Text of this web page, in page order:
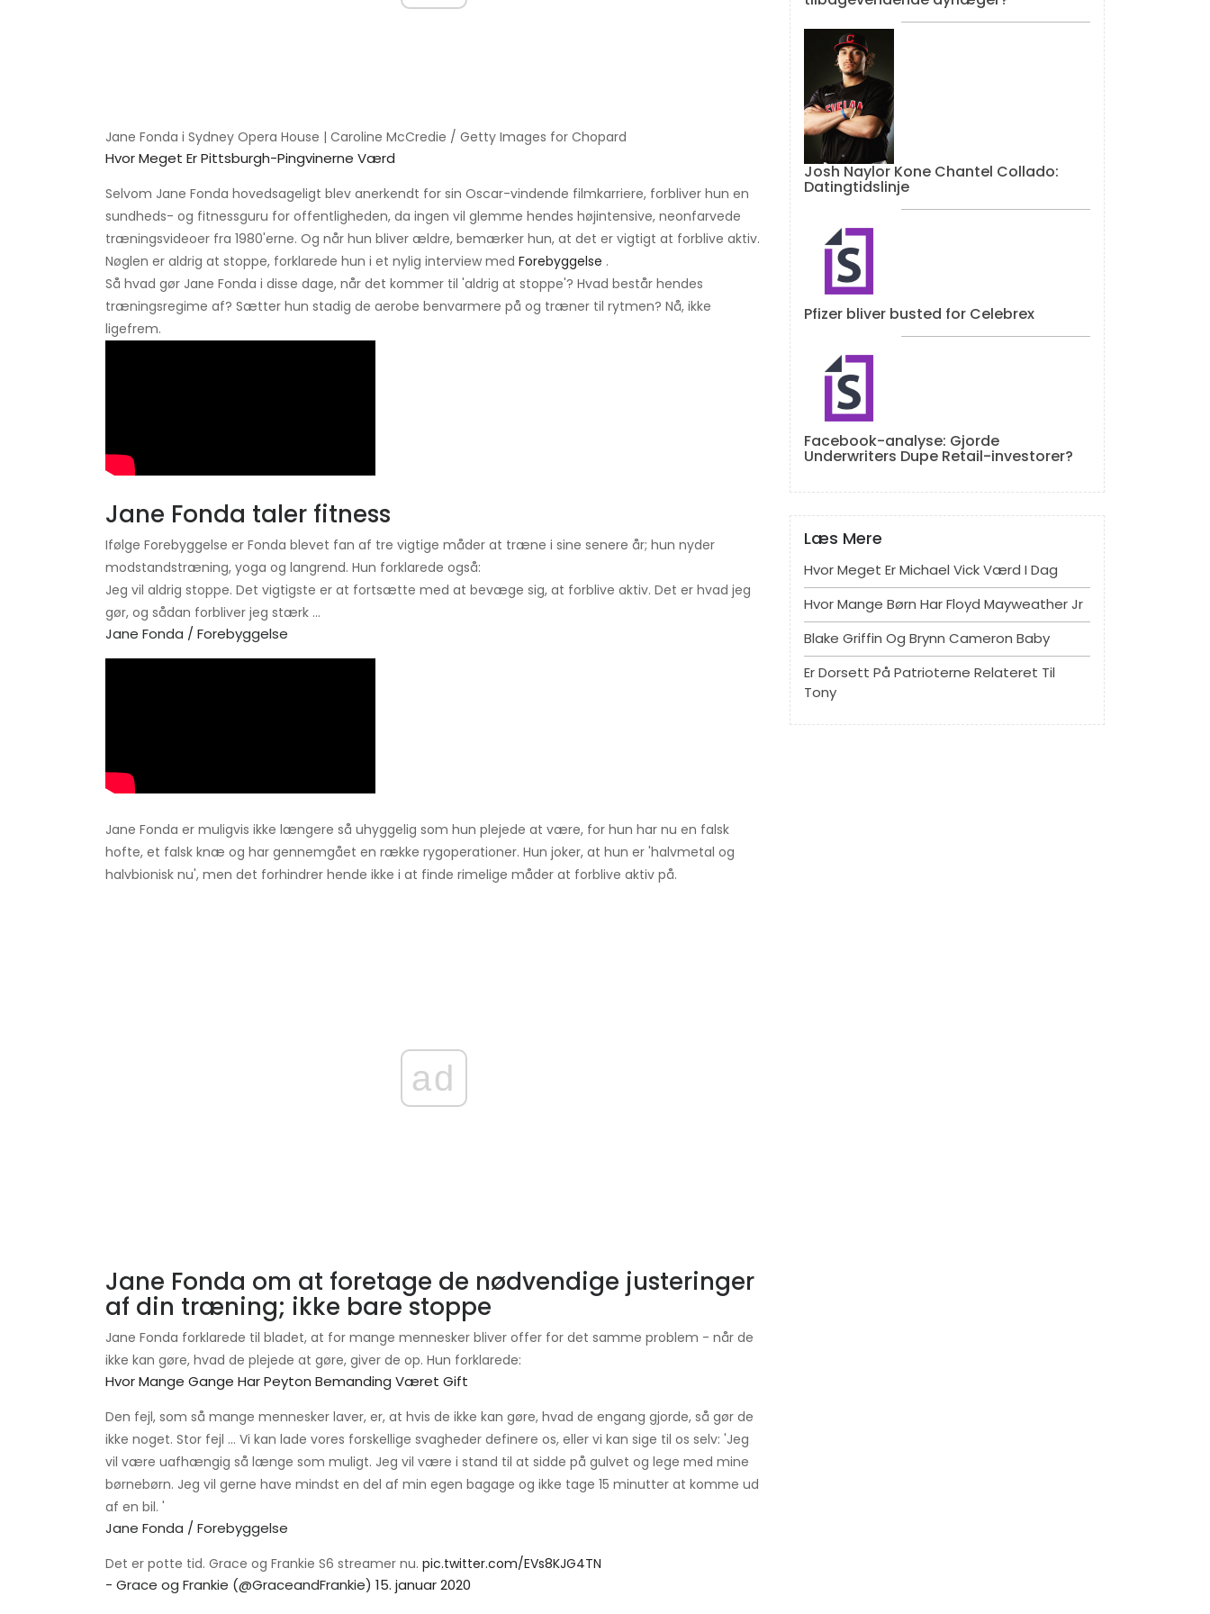
Jane Fonda i Sydney Opera House | Caroline McCredie / Getty Images for Chopard
Hvor Meget Er Pittsburgh-Pingvinerne Værd
Selvom Jane Fonda hovedsageligt blev anerkendt for sin Oscar-vindende filmkarriere, forbliver hun en
sundheds- og fitnessguru for offentligheden, da ingen vil glemme hendes højintensive, neonfarvede
træningsvideoer fra 1980'erne. Og når hun bliver ældre, bemærker hun, at det er vigtigt at forblive aktiv.
Nøglen er aldrig at stoppe, forklarede hun i et nylig interview med Forebyggelse .
Så hvad gør Jane Fonda i disse dage, når det kommer til 'aldrig at stoppe'? Hvad består hendes
træningsregime af? Sætter hun stadig de aerobe benvarmere på og træner til rytmen? Nå, ikke
ligefrem.
Jane Fonda taler fitness
Ifølge Forebyggelse er Fonda blevet fan af tre vigtige måder at træne i sine senere år; hun nyder
modstandstræning, yoga og langrend. Hun forklarede også:
Jeg vil aldrig stoppe. Det vigtigste er at fortsætte med at bevæge sig, at forblive aktiv. Det er hvad jeg
gør, og sådan forbliver jeg stærk ...
Jane Fonda / Forebyggelse
Jane Fonda er muligvis ikke længere så uhyggelig som hun plejede at være, for hun har nu en falsk
hofte, et falsk knæ og har gennemgået en række rygoperationer. Hun joker, at hun er 'halvmetal og
halvbionisk nu', men det forhindrer hende ikke i at finde rimelige måder at forblive aktiv på.
ad
Jane Fonda om at foretage de nødvendige justeringer
af din træning; ikke bare stoppe
Jane Fonda forklarede til bladet, at for mange mennesker bliver offer for det samme problem - når de
ikke kan gøre, hvad de plejede at gøre, giver de op. Hun forklarede:
Hvor Mange Gange Har Peyton Bemanding Været Gift
Den fejl, som så mange mennesker laver, er, at hvis de ikke kan gøre, hvad de engang gjorde, så gør de
ikke noget. Stor fejl ... Vi kan lade vores forskellige svagheder definere os, eller vi kan sige til os selv: 'Jeg
vil være uafhængig så længe som muligt. Jeg vil være i stand til at sidde på gulvet og lege med mine
børnebørn. Jeg vil gerne have mindst en del af min egen bagage og ikke tage 15 minutter at komme ud
af en bil. '
Jane Fonda / Forebyggelse
Det er potte tid. Grace og Frankie S6 streamer nu. pic.twitter.com/EVs8KJG4TN
- Grace og Frankie (@GraceandFrankie) 15. januar 2020
Josh Naylor Kone Chantel Collado:
Datingtidslinje
Pfizer bliver busted for Celebrex
Facebook-analyse: Gjorde
Underwriters Dupe Retail-investorer?
Læs Mere
Hvor Meget Er Michael Vick Værd I Dag
Hvor Mange Børn Har Floyd Mayweather Jr
Blake Griffin Og Brynn Cameron Baby
Er Dorsett På Patrioterne Relateret Til
Tony